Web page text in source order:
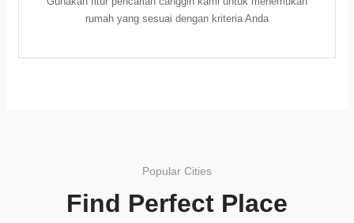
rumah yang sesuai dengan kriteria Anda
Popular Cities
Find Perfect Place